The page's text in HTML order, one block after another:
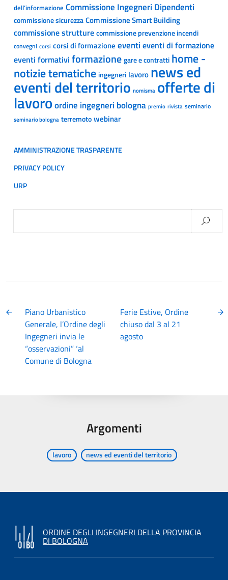
dell’informazione Commissione Ingegneri Dipendenti
commissione sicurezzaCommissione Smart Building
commissione strutturecommissione prevenzione incendi
convegni corsi corsi di formazione eventi eventi di formazione
eventi formativi formazionegare e contratti home -
notizie tematiche ingegneri lavoro news ed
eventi del territorio nomisma offerte di
lavoroordine ingegneri bologna premio rivista seminario
seminario bologna terremotowebinar
AMMINISTRAZIONE TRASPARENTE
PRIVACY POLICY
URP
Piano Urbanistico
Generale, l’Ordine degli
Ingegneri invia le
“osservazioni” ‘al
Comune di Bologna
Ferie Estive, Ordine
chiuso dal 3 al 21
agosto
Argomenti
lavoro news ed eventi del territorio
ORDINE DEGLI INGEGNERI DELLA PROVINCIA
DI BOLOGNA